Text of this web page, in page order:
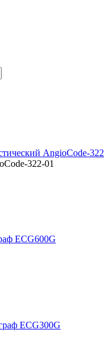
AngioCode-322
322-01
ECG600G
ECG300G